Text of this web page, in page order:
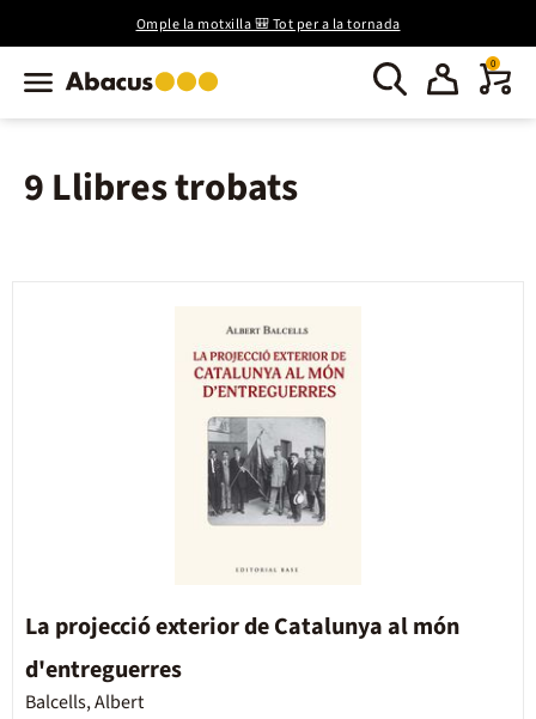
Omple la motxilla 🎒 Tot per a la tornada
0
9 Llibres trobats
La projecció exterior de Catalunya al món
d'entreguerres
Balcells, Albert